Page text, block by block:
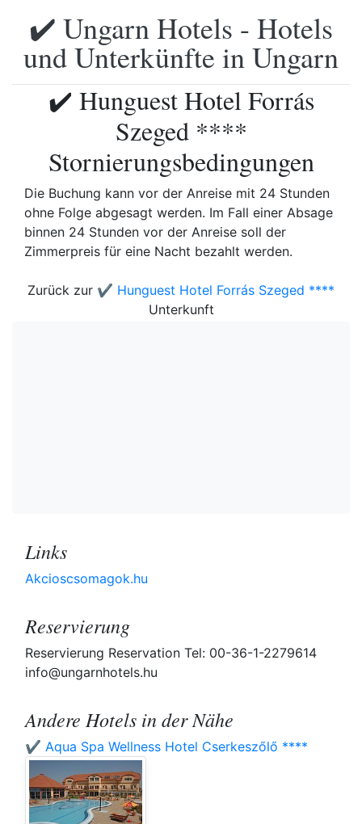
✔️ Ungarn Hotels - Hotels
und Unterkünfte in Ungarn
✔️ Hunguest Hotel Forrás
Szeged ****
Stornierungsbedingungen
Die Buchung kann vor der Anreise mit 24 Stunden
ohne Folge abgesagt werden. Im Fall einer Absage
binnen 24 Stunden vor der Anreise soll der
Zimmerpreis für eine Nacht bezahlt werden.
Zurück zur ✔️ Hunguest Hotel Forrás Szeged ****
Unterkunft
Links
Akcioscsomagok.hu
Reservierung
Reservierung Reservation Tel: 00-36-1-2279614
info@ungarnhotels.hu
Andere Hotels in der Nähe
✔️ Aqua Spa Wellness Hotel Cserkeszőlő ****